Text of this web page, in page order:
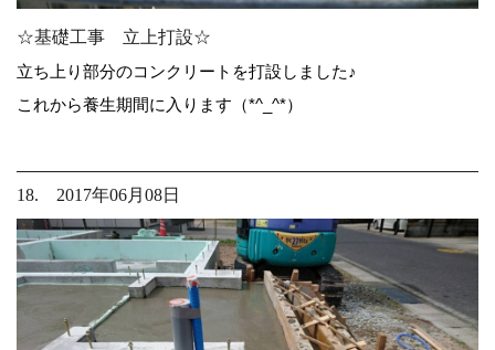
☆基礎工事 立上打設☆
立ち上り部分のコンクリートを打設しました♪
これから養生期間に入ります（*^_^*）
18. 2017年06月08日